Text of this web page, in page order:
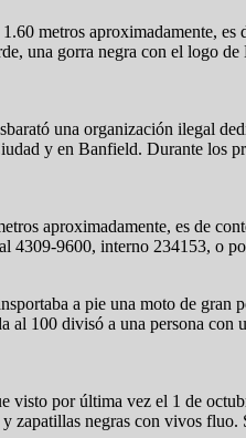
metros aproximadamente, es
una gorra negra con el logo
una organización ilegal
y en Banfield. Durante los
aproximadamente, es de
4309-9600, interno 234153, o
a pie una moto de gran
100 divisó a una persona con
visto por última vez el 1 de
zapatillas negras con vivos fluo.